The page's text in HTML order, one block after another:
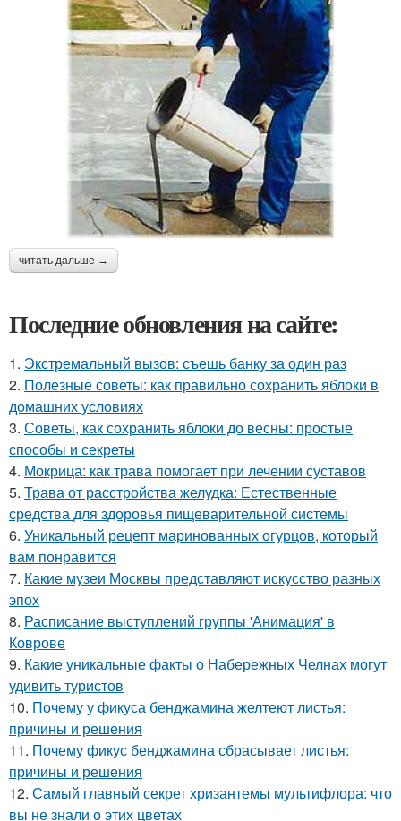
читать дальше →
Последние обновления на сайте:
1. Экстремальный вызов: съешь банку за один раз
2. Полезные советы: как правильно сохранить яблоки в
домашних условиях
3. Советы, как сохранить яблоки до весны: простые
способы и секреты
4. Мокрица: как трава помогает при лечении суставов
5. Трава от расстройства желудка: Естественные
средства для здоровья пищеварительной системы
6. Уникальный рецепт маринованных огурцов, который
вам понравится
7. Какие музеи Москвы представляют искусство разных
эпох
8. Расписание выступлений группы 'Анимация' в
Коврове
9. Какие уникальные факты о Набережных Челнах могут
удивить туристов
10. Почему у фикуса бенджамина желтеют листья:
причины и решения
11. Почему фикус бенджамина сбрасывает листья:
причины и решения
12. Самый главный секрет хризантемы мультифлора: что
вы не знали о этих цветах